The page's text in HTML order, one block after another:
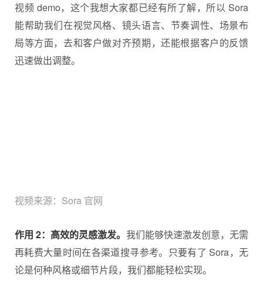
视频 demo，这个我想大家都已经有所了解，所以 Sora
能帮助我们在视觉风格、镜头语言、节奏调性、场景布
局等方面，去和客户做对齐预期，还能根据客户的反馈
迅速做出调整。
视频来源：Sora 官网
作用 2：高效的灵感激发。 我们能够快速激发创意，无需
再耗费大量时间在各渠道搜寻参考。只要有了 Sora，无
论是何种风格或细节片段，我们都能轻松实现。